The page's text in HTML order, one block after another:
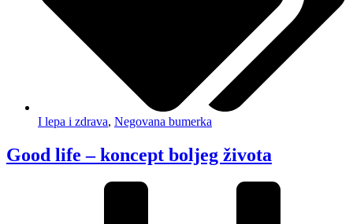
I lepa i zdrava, Negovana bumerka
Good life – koncept boljeg života